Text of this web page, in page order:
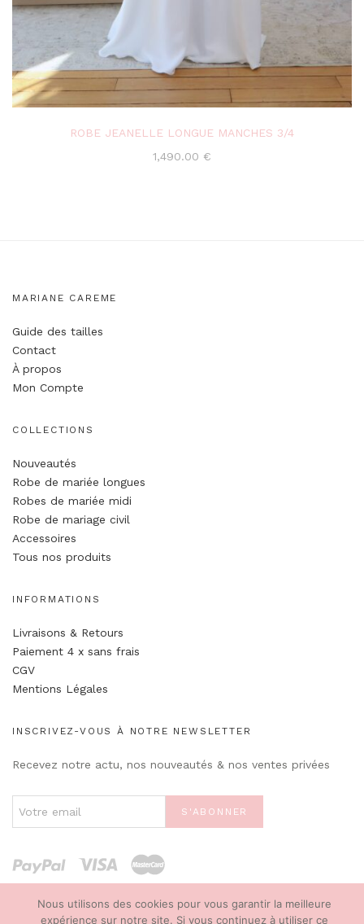
ROBE JEANELLE LONGUE MANCHES 3/4
1,490.00 €
MARIANE CAREME
Guide des tailles
Contact
À propos
Mon Compte
COLLECTIONS
Nouveautés
Robe de mariée longues
Robes de mariée midi
Robe de mariage civil
Accessoires
Tous nos produits
INFORMATIONS
Livraisons & Retours
Paiement 4 x sans frais
CGV
Mentions Légales
INSCRIVEZ-VOUS À NOTRE NEWSLETTER
Recevez notre actu, nos nouveautés & nos ventes privées
Nous utilisons des cookies pour vous garantir la meilleure
expérience sur notre site. Si vous continuez à utiliser ce